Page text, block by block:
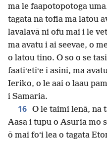
ma le faapotopotoga
tagata na tofia ma latou
lavalavā ni ofu mai i le
ma avatu i ai seevae, o
o latou tino. O so o se
faatiʻetiʻe i asini, ma
Ieriko, o le aai o laau
i Samaria.
16 O le taimi lenā, na
Aasa i tupu o Asuria mo
ō mai foʻi lea o tagata